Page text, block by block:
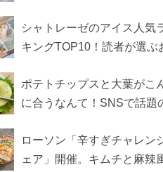
検証
シャトレーゼのアイス人気
キングTOP10！読者が選ぶ
ポテトチップスと大葉がこ
に合うなんて！SNSで話題
ローソン「辛すぎチャレン
ェア」開催。キムチと麻辣